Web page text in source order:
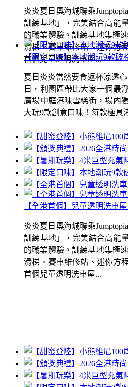
炎炎夏日奧海城聯乘
訓練基地」，完美結合高能
的職業體驗。訓練基地集極
滑梯、賽車維修站、迷你方
首個兒童透明洗車屋...
【限定口味】本地潮玩9款破
夏日炎炎當然要食返杯涼透
日，利園區帶比大家一個最
廣場中庭港味雪糕街，場內
大玩9款創意口味！每款極具
【全港首個】兒童透明洗車
炎炎夏日奧海城聯乘
訓練基地」，完美結合高能
的職業體驗。訓練基地集極
滑梯、賽車維修站、迷你方
首個兒童透明洗車屋...